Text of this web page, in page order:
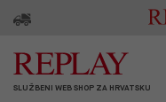
SLUŽBENI WEB SHOP ZA HRVATSKU